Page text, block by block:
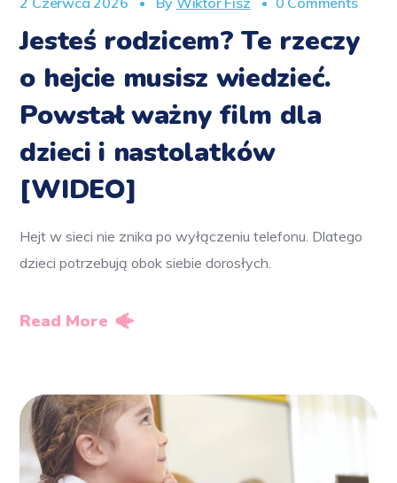
Jesteś rodzicem? Te rzeczy
o hejcie musisz wiedzieć.
Powstał ważny film dla
dzieci i nastolatków
[WIDEO]
Hejt w sieci nie znika po wyłączeniu telefonu. Dlatego
dzieci potrzebują obok siebie dorosłych.
Read More